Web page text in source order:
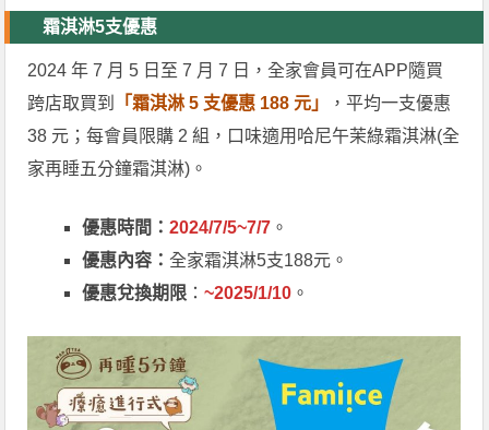
霜淇淋5支優惠
2024 年 7 月 5 日至 7 月 7 日，全家會員可在APP隨買
跨店取買到
「霜淇淋 5 支優惠 188 元」
，平均一支優惠
38 元；每會員限購 2 組，口味適用哈尼午茉綠霜淇淋(全
家再睡五分鐘霜淇淋)。
優惠時間：2024/7/5~7/7 。
優惠內容：全家霜淇淋5支188元。
優惠兌換期限 ：~2025/1/10 。